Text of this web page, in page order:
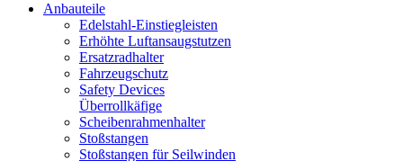
Anbauteile
Edelstahl-Einstiegleisten
Erhöhte Luftansaugstutzen
Ersatzradhalter
Fahrzeugschutz
Safety Devices
Überrollkäfige
Scheibenrahmenhalter
Stoßstangen
Stoßstangen für Seilwinden